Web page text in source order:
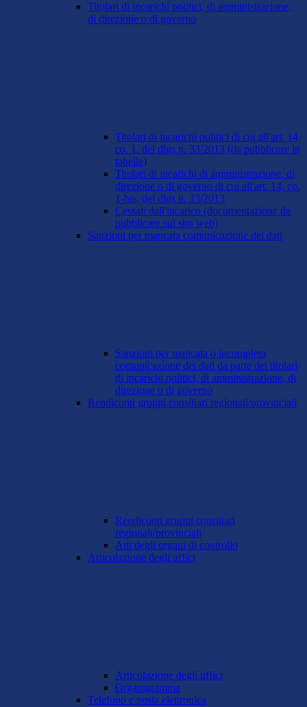
Titolari di incarichi politici, di amministrazione,
di direzione o di governo
Titolari di incarichi politici di cui all'art. 14,
co. 1, del dlgs n. 33/2013 (da pubblicare in
tabelle)
Titolari di incarichi di amministrazione, di
direzione o di governo di cui all'art. 14, co.
1-bis, del dlgs n. 33/2013
Cessati dall'incarico (documentazione da
pubblicare sul sito web)
Sanzioni per mancata comunicazione dei dati
Sanzioni per mancata o incompleta
comunicazione dei dati da parte dei titolari
di incarichi politici, di amministrazione, di
direzione o di governo
Rendiconti gruppi consiliari regionali/provinciali
Rendiconti gruppi consiliari
regionali/provinciali
Atti degli organi di controllo
Articolazione degli uffici
Articolazione degli uffici
Organigramma
Telefono e posta elettronica